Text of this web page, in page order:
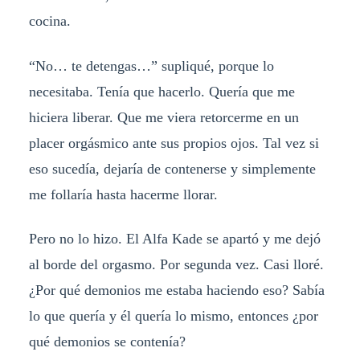
cocina.
“No… te detengas…” supliqué, porque lo
necesitaba. Tenía que hacerlo. Quería que me
hiciera liberar. Que me viera retorcerme en un
placer orgásmico ante sus propios ojos. Tal vez si
eso sucedía, dejaría de contenerse y simplemente
me follaría hasta hacerme llorar.
Pero no lo hizo. El Alfa Kade se apartó y me dejó
al borde del orgasmo. Por segunda vez. Casi lloré.
¿Por qué demonios me estaba haciendo eso? Sabía
lo que quería y él quería lo mismo, entonces ¿por
qué demonios se contenía?